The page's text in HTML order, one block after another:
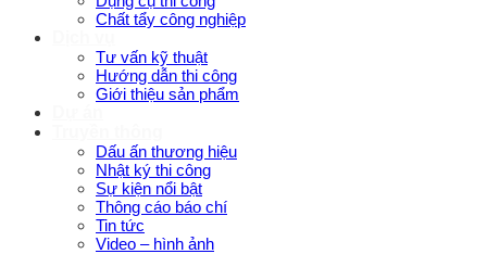
Chất tẩy công nghiệp
Tư vấn kỹ thuật
Hướng dẫn thi công
Giới thiệu sản phẩm
Dấu ấn thương hiệu
Nhật ký thi công
Sự kiện nổi bật
Thông cáo báo chí
Tin tức
Video – hình ảnh